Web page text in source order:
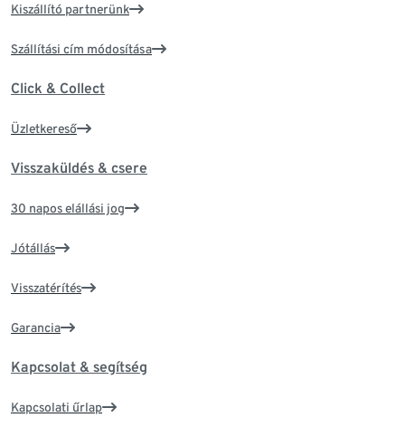
Kiszállító partnerünk
Szállítási cím módosítása
Click & Collect
Üzletkereső
Visszaküldés & csere
30 napos elállási jog
Jótállás
Visszatérítés
Garancia
Kapcsolat & segítség
Kapcsolati űrlap